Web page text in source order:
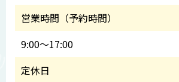
営業時間（予約時間）
9:00～17:00
定休日